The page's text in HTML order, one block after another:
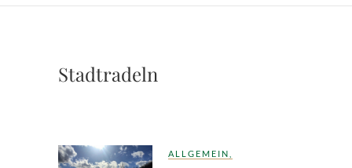
Stadtradeln
ALLGEMEIN